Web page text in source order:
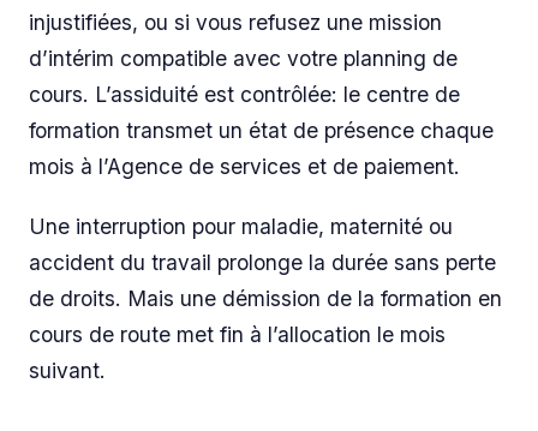
injustifiées, ou si vous refusez une mission
d’intérim compatible avec votre planning de
cours. L’assiduité est contrôlée: le centre de
formation transmet un état de présence chaque
mois à l’Agence de services et de paiement.
Une interruption pour maladie, maternité ou
accident du travail prolonge la durée sans perte
de droits. Mais une démission de la formation en
cours de route met fin à l’allocation le mois
suivant.